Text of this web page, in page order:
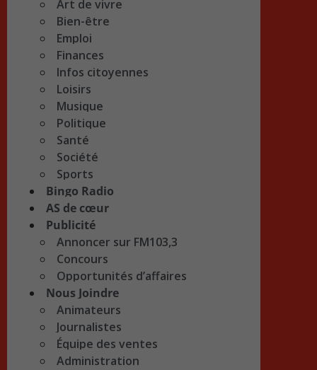
Art de vivre
Bien-être
Emploi
Finances
Infos citoyennes
Loisirs
Musique
Politique
Santé
Société
Sports
Bingo Radio
AS de cœur
Publicité
Annoncer sur FM103,3
Concours
Opportunités d’affaires
Nous Joindre
Animateurs
Journalistes
Équipe des ventes
Administration